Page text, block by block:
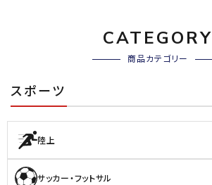
CATEGORY
商品カテゴリー
スポーツ
陸上
サッカー・フットサル